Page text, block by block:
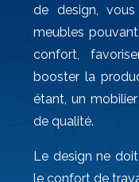
de design,
meubles
confort,
booster la
étant, un
de qualité.
Le design ne
le confort de